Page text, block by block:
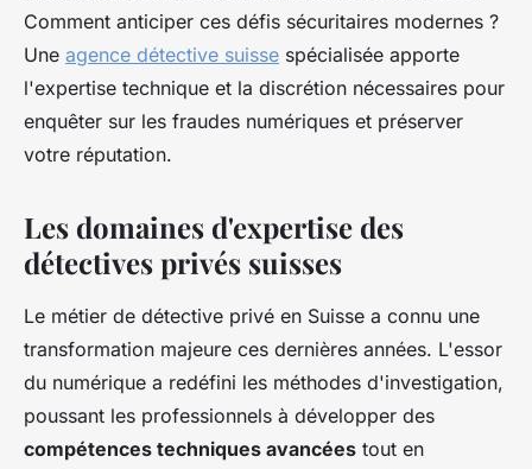
Comment anticiper ces défis sécuritaires modernes ?
Une agence détective suisse spécialisée apporte
l'expertise technique et la discrétion nécessaires pour
enquêter sur les fraudes numériques et préserver
votre réputation.
Les domaines d'expertise des
détectives privés suisses
Le métier de détective privé en Suisse a connu une
transformation majeure ces dernières années. L'essor
du numérique a redéfini les méthodes d'investigation,
poussant les professionnels à développer des
compétences techniques avancées tout en